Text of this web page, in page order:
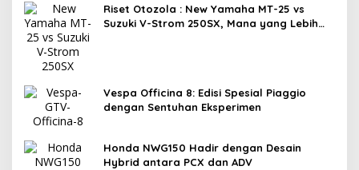
Riset Otozola : New Yamaha MT-25 vs
Suzuki V-Strom 250SX, Mana yang Lebih
Vespa Officina 8: Edisi Spesial Piaggio
dengan Sentuhan Eksperimen
Honda NWG150 Hadir dengan Desain
Hybrid antara PCX dan ADV